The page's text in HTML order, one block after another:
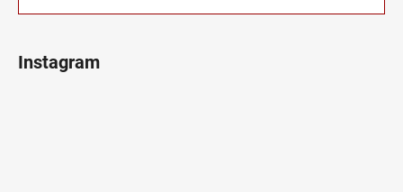
Instagram